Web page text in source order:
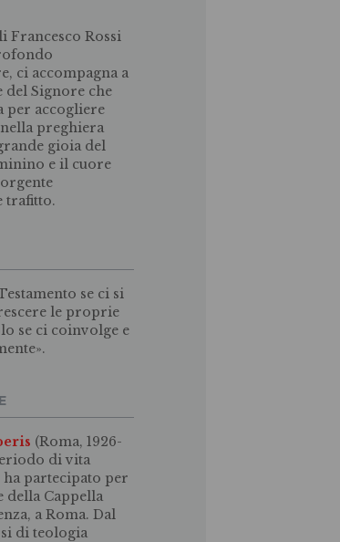
Francesco Rossi
ci accompagna a
Signore che
per accogliere
preghiera
gioia del
e il cuore
trafitto.
se ci si
le proprie
se ci coinvolge e
(Roma, 1926-
di vita
partecipato per
della Cappella
a Roma. Dal
di teologia